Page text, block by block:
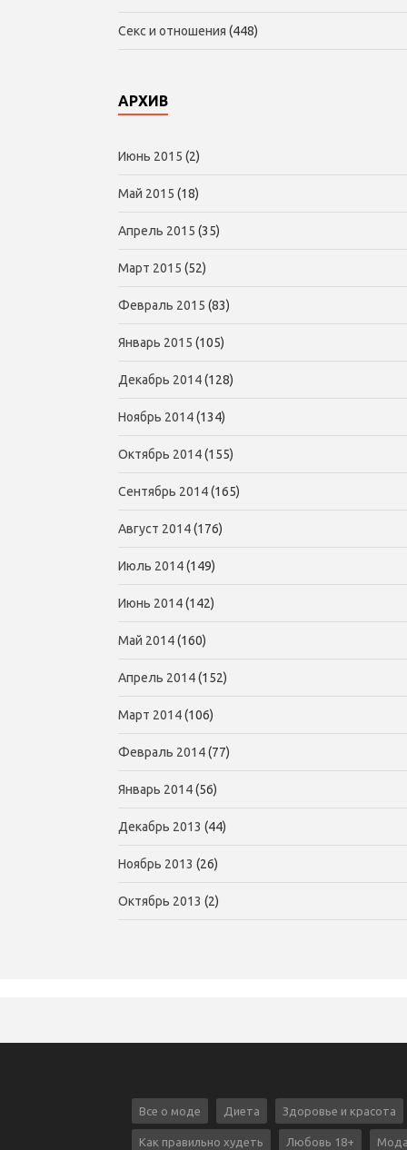
Секс и отношения (448)
АРХИВ
Июнь 2015 (2)
Май 2015 (18)
Апрель 2015 (35)
Март 2015 (52)
Февраль 2015 (83)
Январь 2015 (105)
Декабрь 2014(128)
Ноябрь 2014(134)
Октябрь 2014(155)
Сентябрь 2014(165)
Август 2014(176)
Июль 2014(149)
Июнь 2014(142)
Май 2014(160)
Апрель 2014(152)
Март 2014(106)
Февраль 2014(77)
Январь 2014(56)
Декабрь 2013 (44)
Ноябрь 2013 (26)
Октябрь 2013 (2)
Все о моде Диета Здоровье и красота
Как правильно худеть Любовь 18+